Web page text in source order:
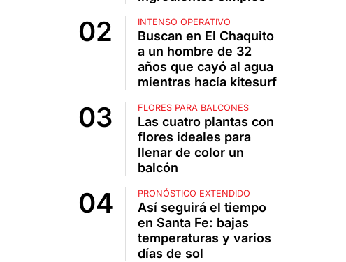
INTENSO OPERATIVO
Buscan en El Chaquito
a un hombre de 32
años que cayó al agua
mientras hacía kitesurf
FLORES PARA BALCONES
Las cuatro plantas con
flores ideales para
llenar de color un
balcón
PRONÓSTICO EXTENDIDO
Así seguirá el tiempo
en Santa Fe: bajas
temperaturas y varios
días de sol